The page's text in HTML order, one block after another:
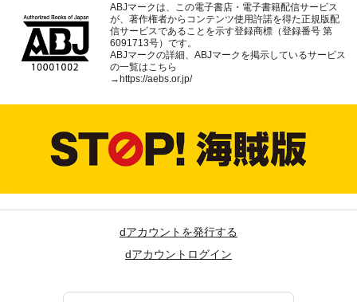
ABJマークは、この電子書店・電子書籍配信サービス
が、著作権者からコンテンツ使用許諾を得た正規版配
信サービスであることを示す登録商標（登録番号 第
6091713号）です。
ABJマークの詳細、ABJマークを掲示しているサービス
の一覧はこちら
→https://aebs.or.jp/
dアカウントを発行する
dアカウントログイン